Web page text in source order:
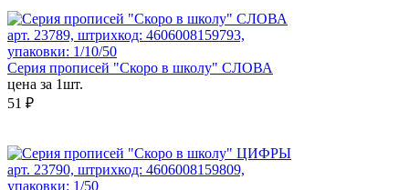
арт. 23789, штрихкод: 4606008159793,
упаковки: 1/10/50
Серия прописей "Скоро в школу" СЛОВА
цена за 1шт.
51 ₽
арт. 23790, штрихкод: 4606008159809,
упаковки: 1/50